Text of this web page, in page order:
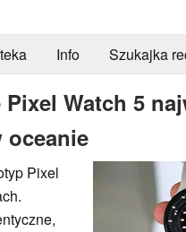
Info Szukajka
Watch 5
oceanie
Pixel